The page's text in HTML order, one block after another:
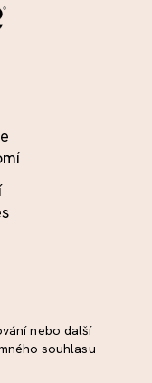
nebo další
souhlasu